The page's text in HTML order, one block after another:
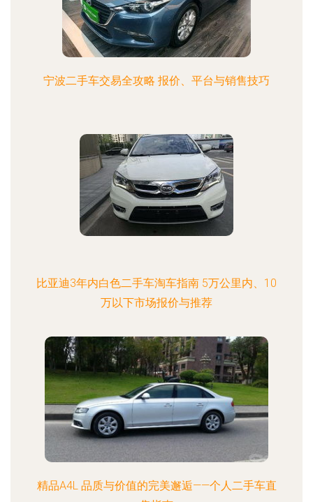
宁波二手车交易全攻略 报价、平台与销售技巧
比亚迪3年内白色二手车淘车指南 5万公里内、10
万以下市场报价与推荐
精品A4L 品质与价值的完美邂逅——个人二手车直